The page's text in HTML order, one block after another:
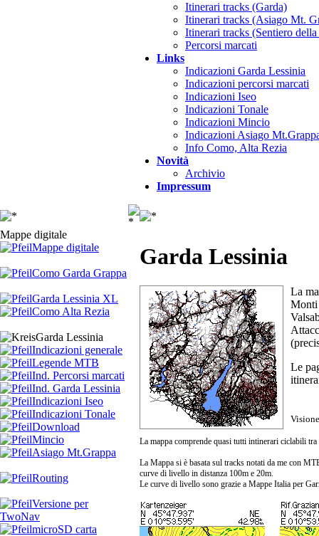
Itinerari tracks (Garda)
Itinerari tracks (Asiago Mt.
Itinerari tracks (Sentiero
Percorsi marcati
Links
Indicazioni Garda Lessinia
Indicazioni percorsi marcati
Indicazioni Iseo
Indicazioni Tonale
Indicazioni Mincio
Indicazioni Asiago
Info Como, Alta Rezia
Novità
Archivio
Impressum
Mappe digitale
Mappe digitale
Como Garda Grappa
Garda Lessinia XL
Como Alta Rezia
Garda Lessinia
Indicazioni generale
Legende MTB
Ind. Percorsi marcati
Ind. Garda Lessinia
Indicazioni Iseo
Indicazioni Tonale
Download
Mincio
Asiago Mt.Grappa
Routing
Versione per
TwoNav
microSD carta
Garda Lessinia
La
Monti
Le
La mappa comprende quasi tutti intinerari ciclabili
La Mappa si è basata sul tracks notati da me con
curve di livello in distanza 100m e 20m.
Le curve di livello sono grazie a Mappe Italia per